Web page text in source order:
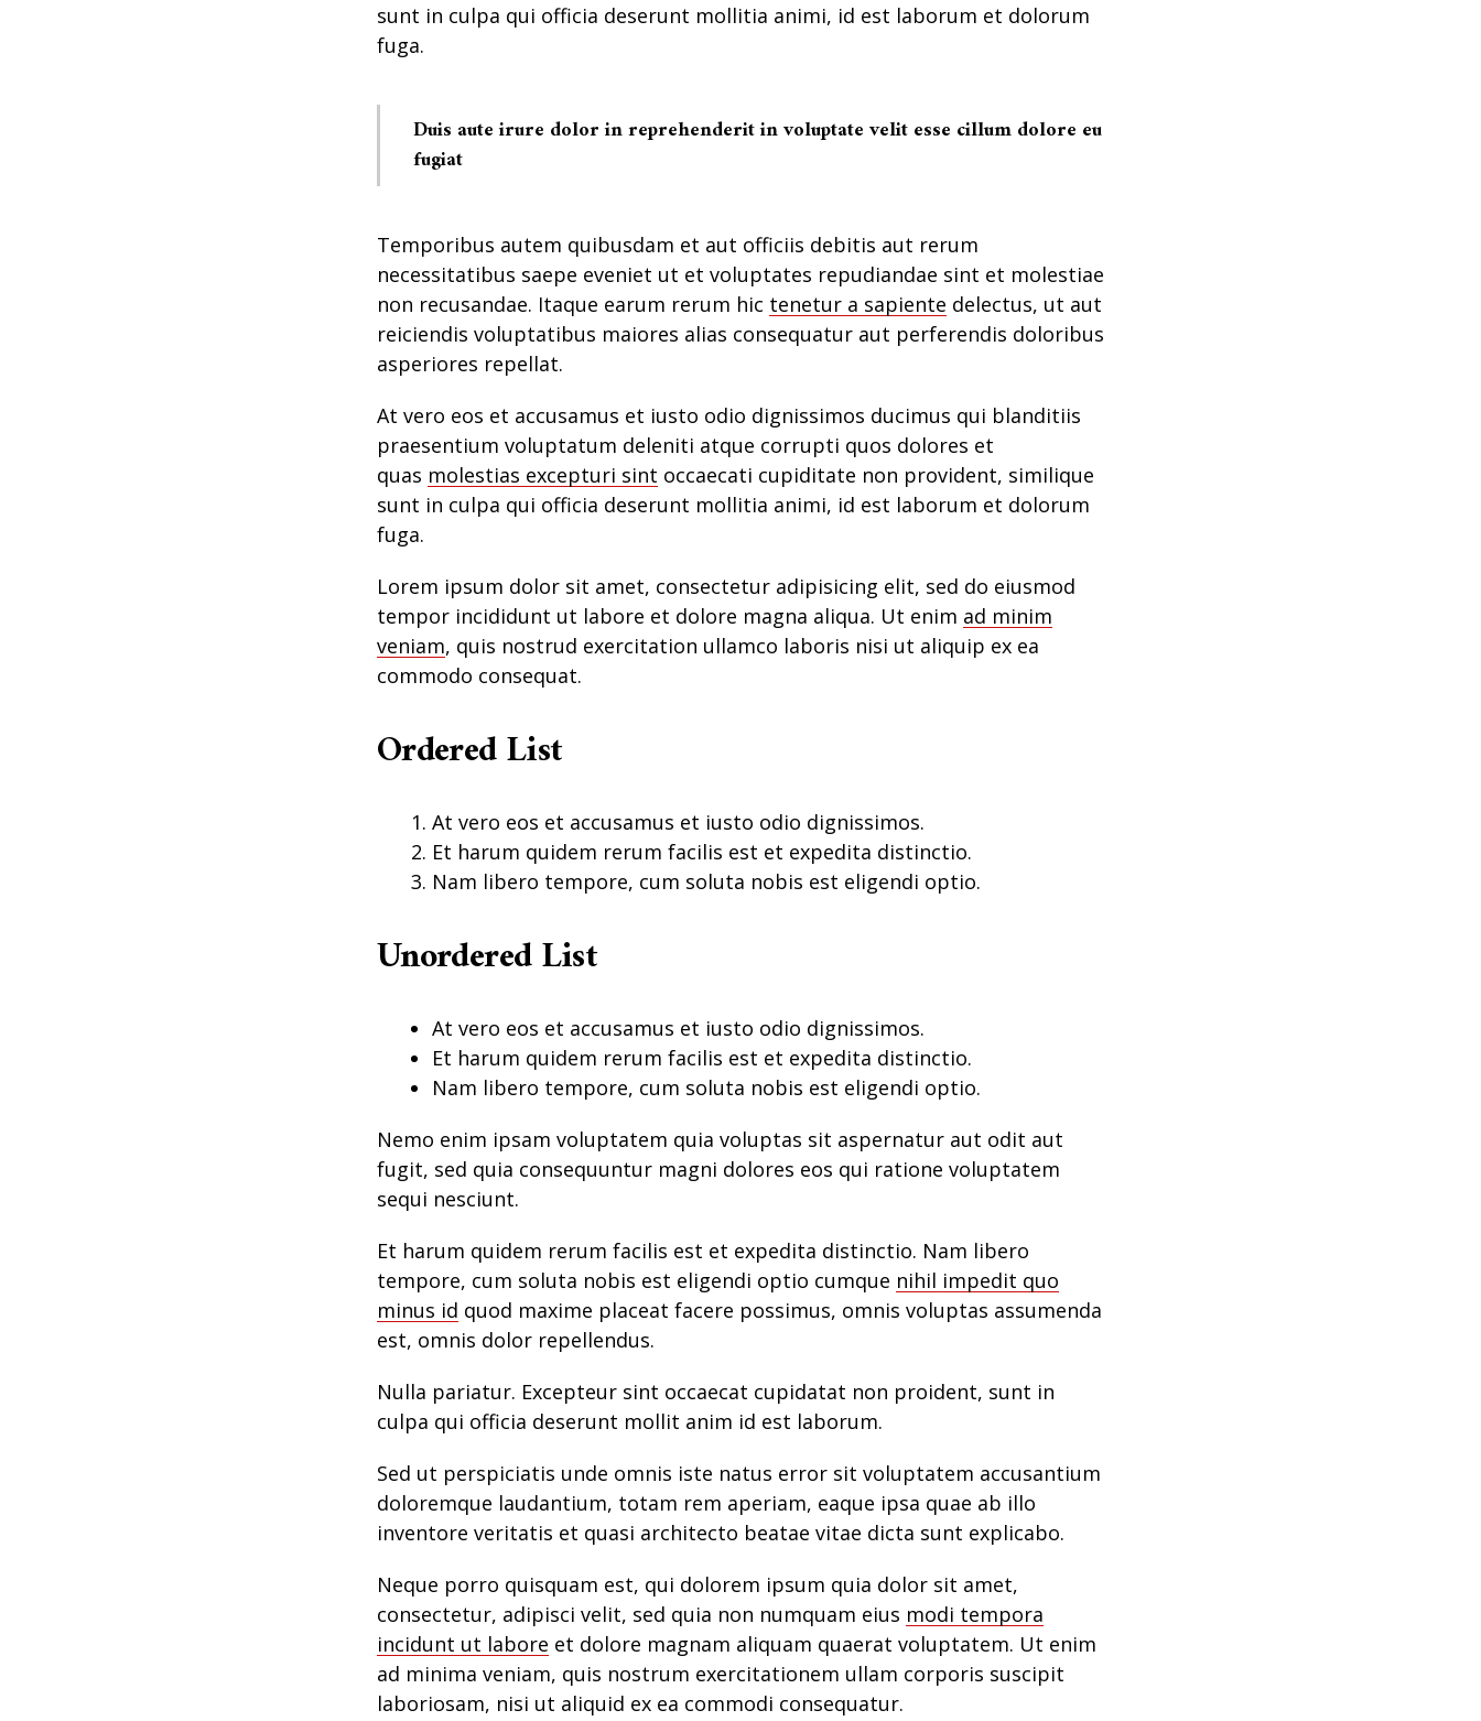
sunt in culpa qui officia deserunt mollitia animi, id est laborum et dolorum
fuga.
Duis aute irure dolor in reprehenderit in voluptate velit esse cillum dolore eu
fugiat
Temporibus autem quibusdam et aut officiis debitis aut rerum
necessitatibus saepe eveniet ut et voluptates repudiandae sint et molestiae
non recusandae. Itaque earum rerum hic tenetur a sapiente delectus, ut aut
reiciendis voluptatibus maiores alias consequatur aut perferendis doloribus
asperiores repellat.
At vero eos et accusamus et iusto odio dignissimos ducimus qui blanditiis
praesentium voluptatum deleniti atque corrupti quos dolores et
quas molestias excepturi sint occaecati cupiditate non provident, similique
sunt in culpa qui officia deserunt mollitia animi, id est laborum et dolorum
fuga.
Lorem ipsum dolor sit amet, consectetur adipisicing elit, sed do eiusmod
tempor incididunt ut labore et dolore magna aliqua. Ut enim ad minim
veniam, quis nostrud exercitation ullamco laboris nisi ut aliquip ex ea
commodo consequat.
Ordered List
At vero eos et accusamus et iusto odio dignissimos.
Et harum quidem rerum facilis est et expedita distinctio.
Nam libero tempore, cum soluta nobis est eligendi optio.
Unordered List
At vero eos et accusamus et iusto odio dignissimos.
Et harum quidem rerum facilis est et expedita distinctio.
Nam libero tempore, cum soluta nobis est eligendi optio.
Nemo enim ipsam voluptatem quia voluptas sit aspernatur aut odit aut
fugit, sed quia consequuntur magni dolores eos qui ratione voluptatem
sequi nesciunt.
Et harum quidem rerum facilis est et expedita distinctio. Nam libero
tempore, cum soluta nobis est eligendi optio cumque nihil impedit quo
minus id quod maxime placeat facere possimus, omnis voluptas assumenda
est, omnis dolor repellendus.
Nulla pariatur. Excepteur sint occaecat cupidatat non proident, sunt in
culpa qui officia deserunt mollit anim id est laborum.
Sed ut perspiciatis unde omnis iste natus error sit voluptatem accusantium
doloremque laudantium, totam rem aperiam, eaque ipsa quae ab illo
inventore veritatis et quasi architecto beatae vitae dicta sunt explicabo.
Neque porro quisquam est, qui dolorem ipsum quia dolor sit amet,
consectetur, adipisci velit, sed quia non numquam eius modi tempora
incidunt ut labore et dolore magnam aliquam quaerat voluptatem. Ut enim
ad minima veniam, quis nostrum exercitationem ullam corporis suscipit
laboriosam, nisi ut aliquid ex ea commodi consequatur.